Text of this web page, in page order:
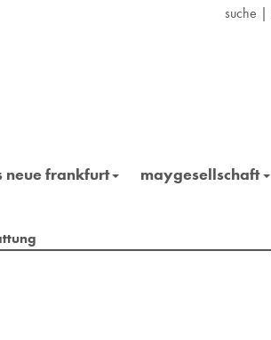
suche |
neue frankfurt maygesellschaft